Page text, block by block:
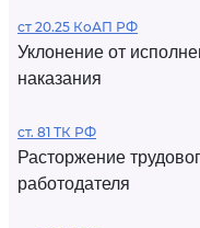
ст 20.25 КоАП РФ
Уклонение от
наказания
ст. 81 ТК РФ
Расторжение
работодателя